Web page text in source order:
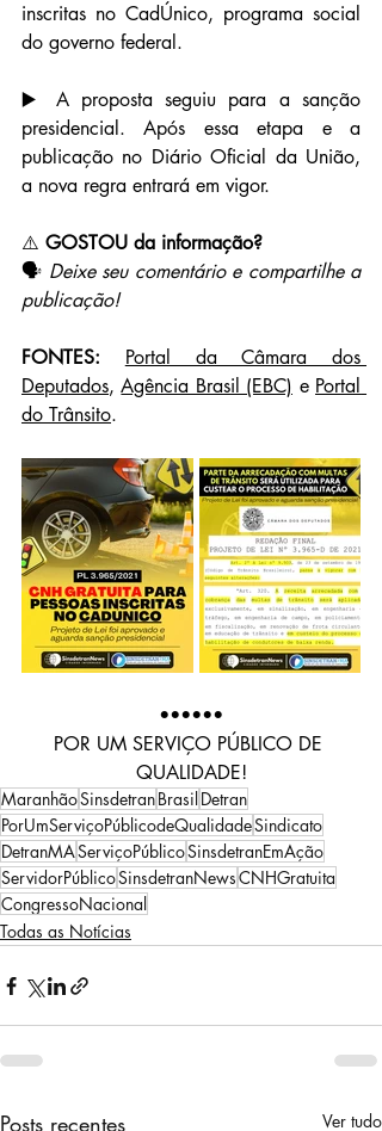
inscritas no CadÚnico, programa social
do governo federal.
▶️ A proposta seguiu para a sanção
presidencial. Após essa etapa e a
publicação no Diário Oficial da União,
a nova regra entrará em vigor.
⚠️ GOSTOU da informação?
🗣 Deixe seu comentário e compartilhe a
publicação!
FONTES:
Portal da Câmara dos
Deputados, Agência Brasil (EBC) e Portal
do Trânsito.
••••••
POR UM SERVIÇO PÚBLICO DE
QUALIDADE!
MaranhãoSinsdetranBrasil Detran
PorUmServiçoPúblicodeQualidadeSindicato
DetranMAServiçoPúblicoSinsdetranEmAção
ServidorPúblicoSinsdetranNewsCNHGratuita
CongressoNacional
Todas as Notícias
Posts recentes Ver tudo